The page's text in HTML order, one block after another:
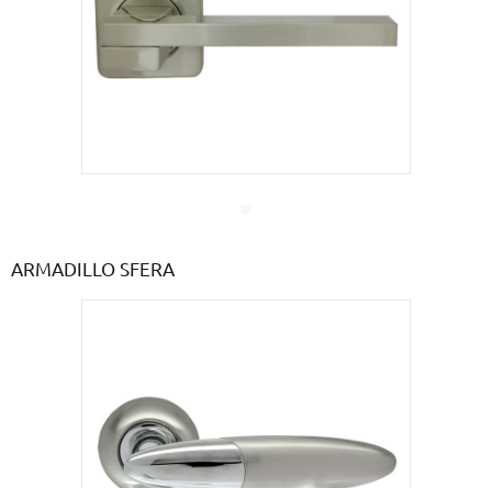
ARMADILLO SFERA